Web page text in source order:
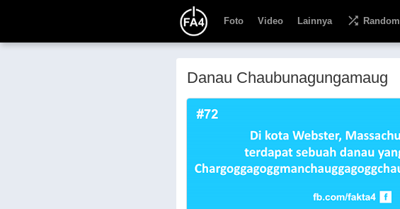
Foto Video Lainnya Random
Danau Chaubunagungamaug